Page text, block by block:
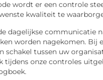
wordt er een controle
kwaliteit te
dagelijkse communicatie
worden nagekomen. Bij
tussen uw
tijdens onze controles